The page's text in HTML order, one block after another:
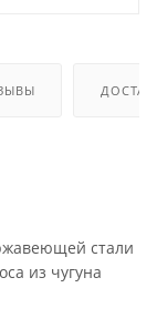
стали
из чугуна